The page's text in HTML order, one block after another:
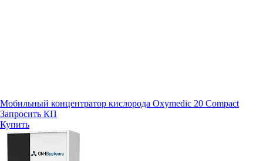
Мобильный концентратор кислорода Oxymedic 20 Compact
Запросить КП
Купить